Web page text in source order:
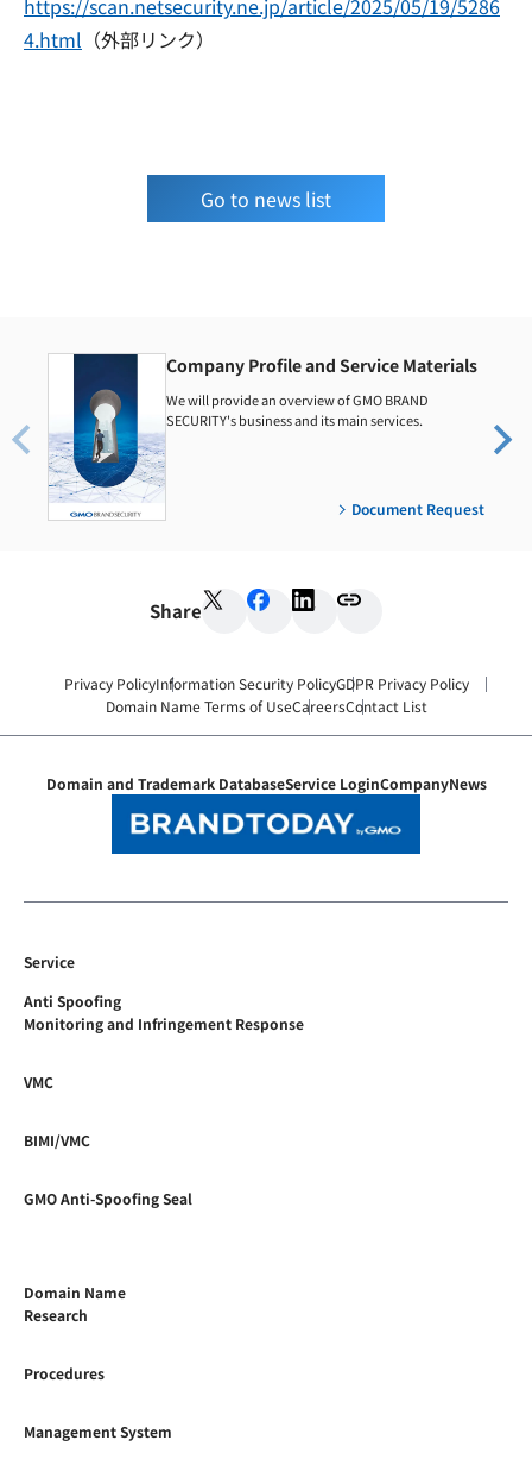
https://scan.netsecurity.ne.jp/article/2025/05/19/5286
4.html （外部リンク）
Go to news list
Company Profile and Service Materials
We will provide an overview of GMO BRAND
SECURITY's business and its main services.
Document Request
Share
Privacy PolicyInformation Security PolicyGDPR Privacy Policy
Domain Name Terms of UseCareersContact List
Domain and Trademark DatabaseService LoginCompanyNews
Service
Anti Spoofing
Monitoring and Infringement Response
VMC
BIMI/VMC
GMO Anti-Spoofing Seal
Domain Name
Research
Procedures
Management System